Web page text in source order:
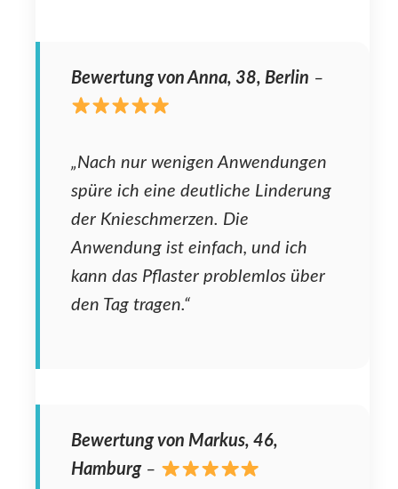
Bewertung von Anna, 38, Berlin –
„Nach nur wenigen Anwendungen
spüre ich eine deutliche Linderung
der Knieschmerzen. Die
Anwendung ist einfach, und ich
kann das Pflaster problemlos über
den Tag tragen.“
Bewertung von Markus, 46,
Hamburg–